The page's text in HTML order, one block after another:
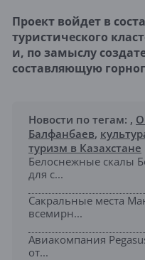
Проект войдет в
туристического
и, по замыслу
составляющую
Новости по тегам: ,
Балфанбаев,
туризм в Казахстане
Белоснежные скалы
для с...
Сакральные места
всемирн...
Авиакомпания
от...